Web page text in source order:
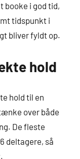
booke i god tid,
tidspunkt i
bliver fyldt op.
hold
hold til en
over både
De fleste
deltagere, så